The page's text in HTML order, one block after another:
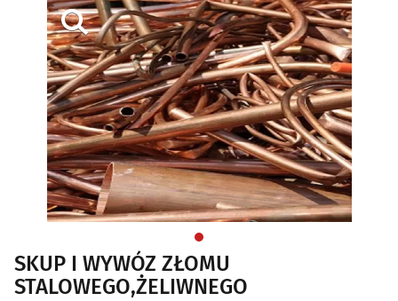
SKUP I WYWÓZ ZŁOMU
STALOWEGO,ŻELIWNEGO